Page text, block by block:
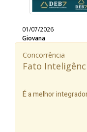
01/07/2026
Giovana
Concorrência
Fato
É a melhor